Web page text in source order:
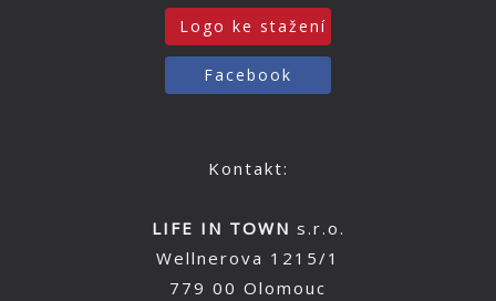
Logo ke stažení
Facebook
Kontakt:
LIFE IN TOWN s.r.o.
Wellnerova 1215/1
779 00 Olomouc